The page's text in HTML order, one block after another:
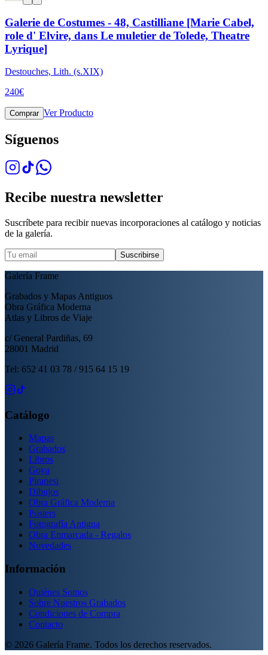
Galerie de Costumes - 48, Castilliane [Marie Cabel,
role d' Elvire, dans Le muletier de Tolede, Theatre
Lyrique]
Destouches, Lith. (s.XIX)
240€
Comprar Ver Producto
Síguenos
Recibe nuestra newsletter
Suscríbete para recibir nuevas incorporaciones al catálogo y noticias
de la galería.
Suscribirse
Galería Frame
Grabados y Mapas Antiguos
Obra Gráfica Moderna
Atlas y Libros de Viaje
c/ General Pardiñas, 69
28001 Madrid
Tel: 652 41 03 78 / 915 64 15 19
Catálogo
Mapas
Grabados
Libros
Goya
Piranesi
Dibujos
Obra Gráfica Moderna
Posters
Fotografía Antigua
Obra Enmarcada - Regalos
Novedades
Información
Quiénes Somos
Sobre Nuestros Grabados
Condiciones de Compra
Contacto
© 2026 Galería Frame. Todos los derechos reservados.